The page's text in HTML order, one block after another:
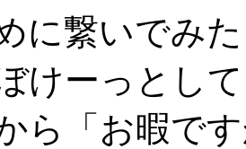
に繋いでみ
けーっとし
ら「お暇で